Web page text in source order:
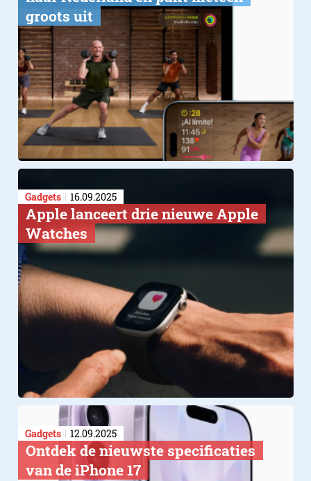
groots uit
Gadgets 16.09.2025
Apple lanceert drie nieuwe Apple
Watches
Gadgets 12.09.2025
Ontdek de nieuwste specificaties
van de iPhone 17